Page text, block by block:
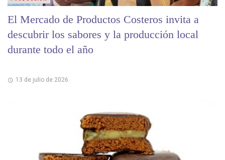
El Mercado de Productos Costeros invita a
descubrir los sabores y la producción local
durante todo el año
13 de julio de 2026